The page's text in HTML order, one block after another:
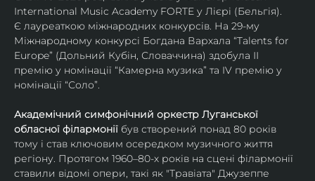
International Music Academy FORTE у Лієрі (Бельгія).
Є лауреаткою міжнародних конкурсів. На 29-му
Міжнародному конкурсі Богдана Вархала “Talents for
Europe” (Дольний Кубін, Словаччина) здобула ІІ
премію у номінації “Камерна музика” та IV премію у
номінації “Соло”.
Академічний симфонічний оркестр Луганської
обласної філармонії був створений понад 80 років
тому і став ключовим осередком музичного життя
регіону. Протягом 1960–80-х років на сцені філармонії
ставили відомі опери, такі як "Травіата" Джузеппе